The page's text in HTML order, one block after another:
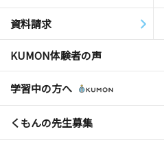
資料請求
KUMON体験者の声
学習中の方へ
くもんの先生募集